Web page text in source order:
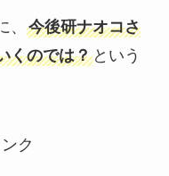
今後研ナオコさ
くのでは？という
ク